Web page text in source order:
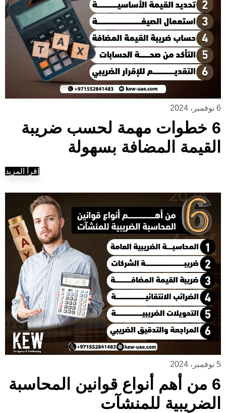
6 نوفمبر، 2024
6 خطوات مهمة لحسب ضريبة
القيمة المضافة بسهولة
إقرأ المزيد
5 نوفمبر، 2024
6 من أهم أنواع قوانين المحاسبة
الضريبية للمنشآت